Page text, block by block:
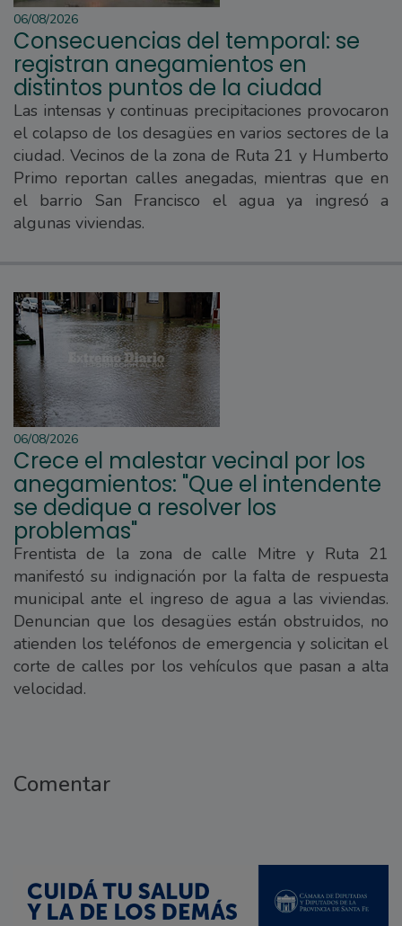
06/08/2026
Consecuencias del temporal: se
registran anegamientos en
distintos puntos de la ciudad
Las intensas y continuas precipitaciones provocaron
el colapso de los desagües en varios sectores de la
ciudad. Vecinos de la zona de Ruta 21 y Humberto
Primo reportan calles anegadas, mientras que en
el barrio San Francisco el agua ya ingresó a
algunas viviendas.
06/08/2026
Crece el malestar vecinal por los
anegamientos: "Que el intendente
se dedique a resolver los
problemas"
Frentista de la zona de calle Mitre y Ruta 21
manifestó su indignación por la falta de respuesta
municipal ante el ingreso de agua a las viviendas.
Denuncian que los desagües están obstruidos, no
atienden los teléfonos de emergencia y solicitan el
corte de calles por los vehículos que pasan a alta
velocidad.
Comentar